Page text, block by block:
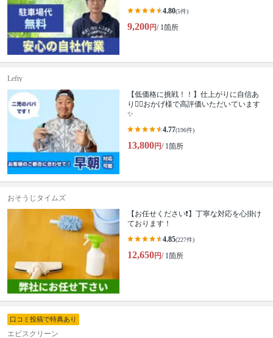
4.80(5件)
9,200円/ 1箇所
Lefty
【低価格に挑戦！！】仕上がりに自信あ
り🙆‍♂️おかげ様で高評価いただいています
✨
4.77(196件)
13,800円/ 1箇所
おそうじタイムズ
【お任せください❗️】丁寧な対応を心掛け
ております！
4.85(227件)
12,650円/ 1箇所
口コミ投稿で特典あり
エビスクリーン